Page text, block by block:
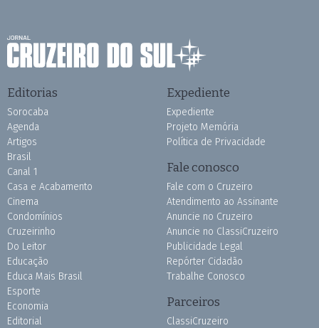
Editorias
Sorocaba
Agenda
Artigos
Brasil
Canal 1
Casa e Acabamento
Cinema
Condomínios
Cruzeirinho
Do Leitor
Educação
Educa Mais Brasil
Esporte
Economia
Editorial
Expediente
Expediente
Projeto Memória
Política de Privacidade
Fale conosco
Fale com o Cruzeiro
Atendimento ao Assinante
Anuncie no Cruzeiro
Anuncie no ClassiCruzeiro
Publicidade Legal
Repórter Cidadão
Trabalhe Conosco
Parceiros
ClassiCruzeiro